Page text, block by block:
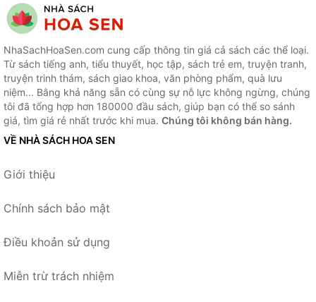
NhaSachHoaSen.com cung cấp thông tin giá cả sách các thể loại.
Từ sách tiếng anh, tiểu thuyết, học tập, sách trẻ em, truyện tranh,
truyện trinh thám, sách giao khoa, văn phòng phẩm, quà lưu
niệm... Bằng khả năng sẵn có cùng sự nỗ lực không ngừng, chúng
tôi đã tổng hợp hơn 180000 đầu sách, giúp bạn có thể so sánh
giá, tìm giá rẻ nhất trước khi mua. Chúng tôi không bán hàng.
VỀ NHÀ SÁCH HOA SEN
Giới thiệu
Chính sách bảo mật
Điều khoản sử dụng
Miễn trừ trách nhiệm